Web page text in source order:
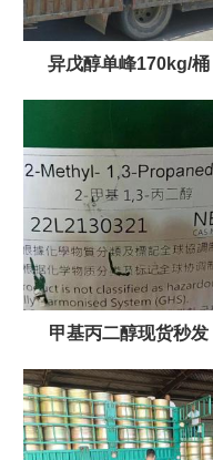
异戊醇单峰170kg/桶
甲基丙二醇现货秒发